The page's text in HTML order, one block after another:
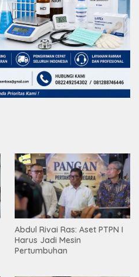
Abdul Rivai Ras: Aset PTPN I
Harus Jadi Mesin
Pertumbuhan